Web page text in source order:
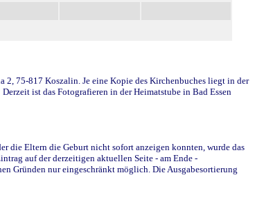
75-817 Koszalin. Je eine Kopie des Kirchenbuches liegt in der
ist das Fotografieren in der Heimatstube in Bad Essen
die Eltern die Geburt nicht sofort anzeigen konnten, wurde das
auf der derzeitigen aktuellen Seite - am Ende -
Gründen nur eingeschränkt möglich. Die Ausgabesortierung